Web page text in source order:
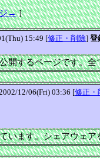
→]
15:49 [修正・削除] 登
開するページです。
12/06(Fri) 03:36 [修正・
います。シェアウェ